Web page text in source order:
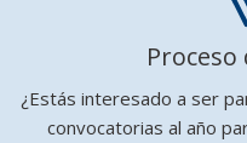
¿Estás interesado a ser
convocatorias al año